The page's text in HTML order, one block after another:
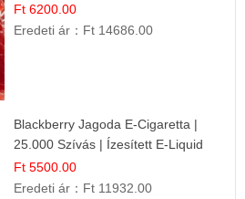
Ft 6200.00
Eredeti ár： Ft 14686.00
Blackberry Jagoda E-Cigaretta |
25.000 Szívás | Ízesített E-Liquid
Ft 5500.00
Eredeti ár： Ft 11932.00